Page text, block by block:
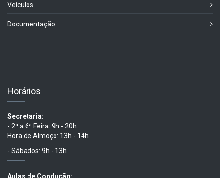
Veículos
Documentação
Horários
Secretaria:
- 2ª a 6ª Feira: 9h - 20h
Hora de Almoço: 13h - 14h
- Sábados: 9h - 13h
Aulas de Condução: